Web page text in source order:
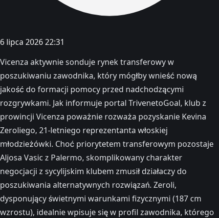
6 lipca 2026 22:31
Vicenza aktywnie sonduje rynek transferowy w
poszukiwaniu zawodnika, który mógłby wnieść nową
jakość do formacji pomocy przed nadchodzącymi
rozgrywkami. Jak informuje portal TrivenetoGoal, klub z
prowincji Vicenza poważnie rozważa pozyskanie Kevina
Zeroliego, 21-letniego reprezentanta włoskiej
młodzieżówki. Choć priorytetem transferowym pozostaje
Aljosa Vasic z Palermo, skomplikowany charakter
negocjacji z sycylijskim klubem zmusił działaczy do
poszukiwania alternatywnych rozwiązań. Zeroli,
dysponujący świetnymi warunkami fizycznymi (187 cm
wzrostu), idealnie wpisuje się w profil zawodnika, którego